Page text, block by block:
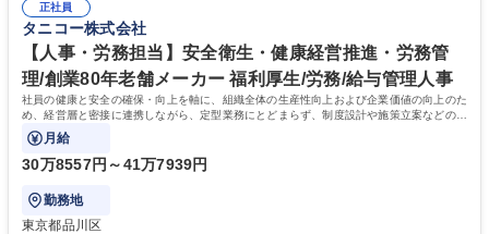
業務をお任せします。残業も基本的には発生せず、ご自身のペースで業務
を進めやすく定着率の高い環境です。 募集職種 東京【経理・総務】週1日
出社程度のリモート中心/残業基本無/独立系ファーム
【働き方について】現在は週4日程度の在宅勤務を実施しており、ワーク
ライフバランスを重視する方に最適な環境です（フルリモートも面接で相
談可）。【求める人物像】幅広いバックオフィス業務に柔軟に対応でき、
社内外と円滑にコミュニケーションを取りながら業務を推進できる方 学
歴・資格 学歴：大学院 大学 高専 短大 専修学校 高校 語学力： 資格：
正社員
タニコー株式会社
【人事・労務担当】安全衛生・健康経営推進・労務管
理/創業80年老舗メーカー 福利厚生/労務/給与管理人事
社員の健康と安全の確保・向上を軸に、組織全体の生産性向上および企業価値の向上のた
め、経営層と密接に連携しながら、定型業務にとどまらず、制度設計や施策立案などの上
流工程から関与していただきます。
月給
30万8557円～41万7939円
勤務地
東京都品川区